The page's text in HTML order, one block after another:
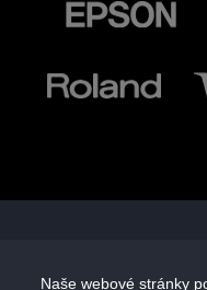
Naše webové stránky